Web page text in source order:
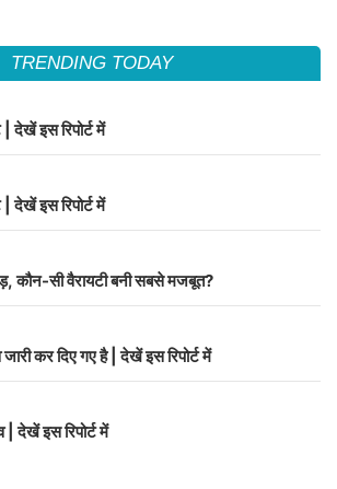
TRENDING TODAY
| देखें इस रिपोर्ट में
| देखें इस रिपोर्ट में
कौन-सी वैरायटी बनी सबसे मजबूत?
कर दिए गए है | देखें इस रिपोर्ट में
| देखें इस रिपोर्ट में